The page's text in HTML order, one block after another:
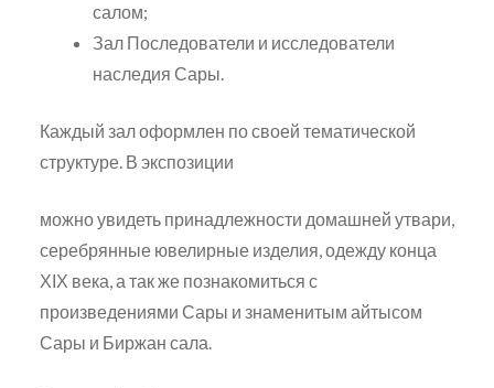
салом;
Зал Последователи и исследователи
наследия Сары.
Каждый зал оформлен по своей тематической
структуре. В экспозиции
можно увидеть принадлежности домашней утвари,
серебрянные ювелирные изделия, одежду конца
ХІХ века, а так же познакомиться с
произведениями Сары и знаменитым айтысом
Сары и Биржан сала.